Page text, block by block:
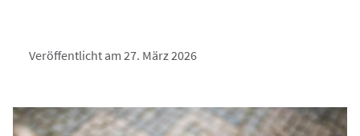
Veröffentlicht am 27. März 2026